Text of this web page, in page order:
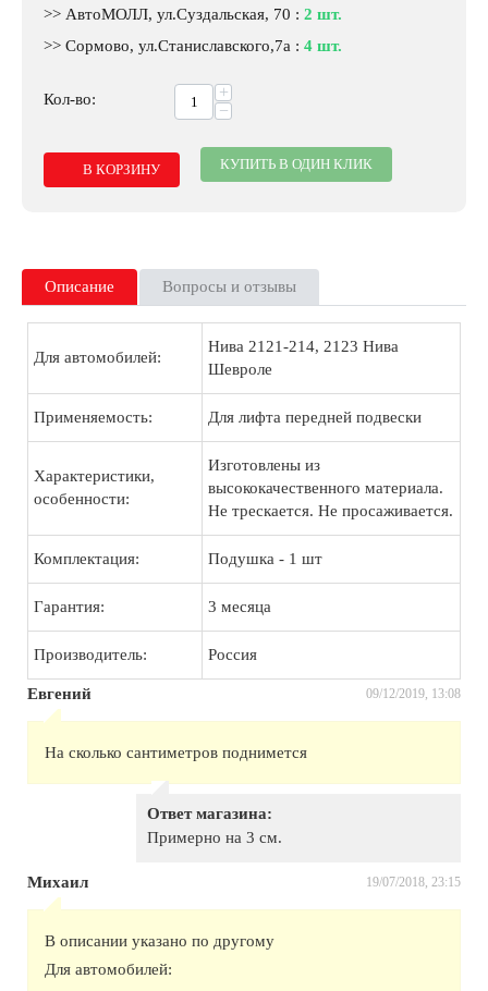
>> АвтоМОЛЛ, ул.Суздальская, 70 : 2 шт.
>> Сормово, ул.Станиславского,7а : 4 шт.
Кол-во:
+
−
В КОРЗИНУ КУПИТЬ В ОДИН КЛИК
Описание Вопросы и отзывы
Для автомобилей:
Нива 2121-214, 2123 Нива
Шевроле
Применяемость: Для лифта передней подвески
Характеристики,
особенности:
Изготовлены из
высококачественного материала.
Не трескается. Не просаживается.
Комплектация: Подушка - 1 шт
Гарантия: 3 месяца
Производитель: Россия
Евгений 09/12/2019, 13:08
На сколько сантиметров поднимется
Ответ магазина:
Примерно на 3 см.
Михаил 19/07/2018, 23:15
В описании указано по другому
Для автомобилей: